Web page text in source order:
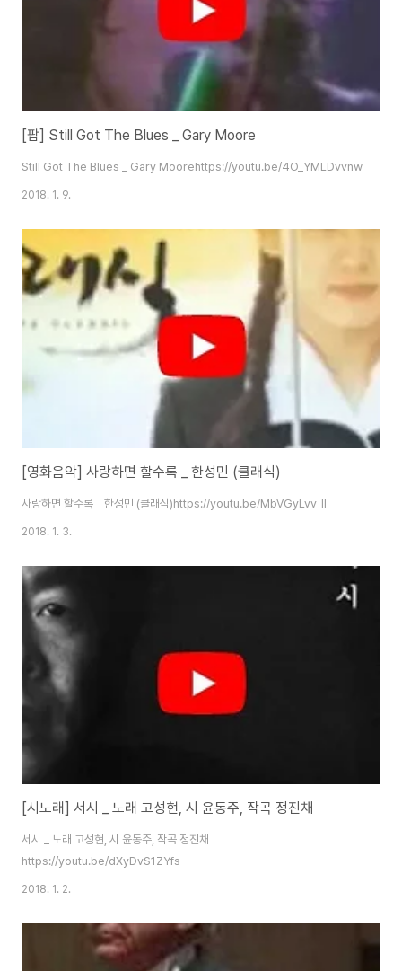
[팝] Still Got The Blues _ Gary Moore
Still Got The Blues _ Gary Moorehttps://youtu.be/4O_YMLDvvnw
2018. 1. 9.
[영화음악] 사랑하면 할수록 _ 한성민 (클래식)
사랑하면 할수록 _ 한성민 (클래식)https://youtu.be/MbVGyLvv_lI
2018. 1. 3.
[시노래] 서시 _ 노래 고성현, 시 윤동주, 작곡 정진채
서시 _ 노래 고성현, 시 윤동주, 작곡 정진채
https://youtu.be/dXyDvS1ZYfs
2018. 1. 2.